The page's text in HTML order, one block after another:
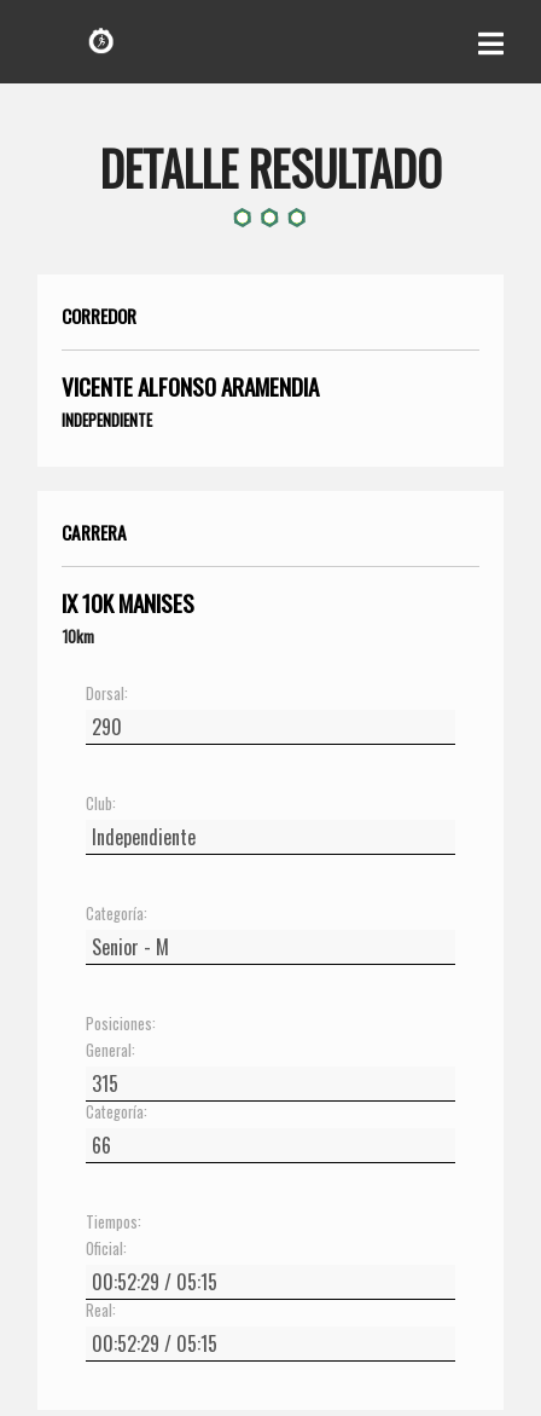
DETALLE RESULTADO
CORREDOR
VICENTE ALFONSO ARAMENDIA
INDEPENDIENTE
CARRERA
IX 10K MANISES
10km
Dorsal:
Club:
Categoría:
Posiciones:
General:
Categoría:
Tiempos:
Oficial:
Real: